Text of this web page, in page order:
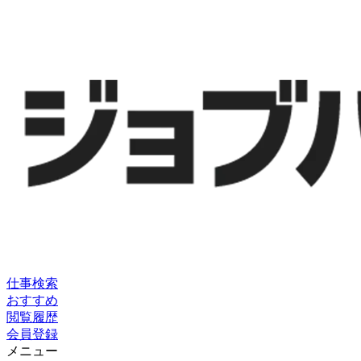
仕事検索
おすすめ
閲覧履歴
会員登録
メニュー